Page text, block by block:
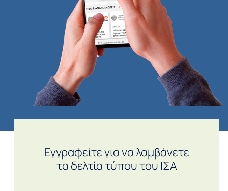
Εγγραφείτε για να λαμβάνετε
τα δελτία τύπου του ΙΣΑ